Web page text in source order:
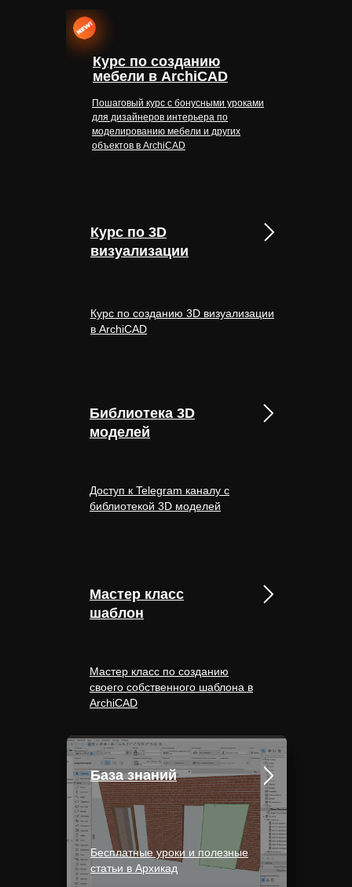
Библиотека 3D
моделей
Мастер класс
шаблон
База знаний
Бесплатные уроки и полезные
статьи в Архикад
Курс по 3D
визуализации
Курс по созданию 3D визуализации
в ArchiCAD
Мастер класс по созданию
своего собственного шаблона в
ArchiCAD
Доступ к Telegram каналу с
библиотекой 3D моделей
Курс по созданию
мебели в ArchiCAD
Пошаговый курс с бонусными уроками
для дизайнеров интерьера по
моделированию мебели и других
объектов в ArchiCAD